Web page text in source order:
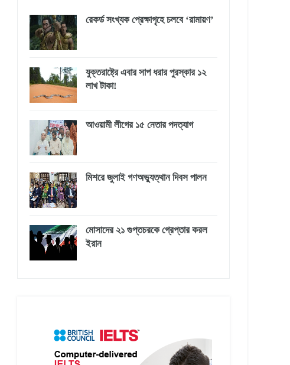
রেকর্ড সংখ্যক প্রেক্ষাগৃহে চলবে ‘রামায়ণ’
যুক্তরাষ্ট্রে এবার সাপ ধরার পুরস্কার ১২
লাখ টাকা!
আওয়ামী লীগের ১৫ নেতার পদত্যাগ
মিশরে জুলাই গণঅভ্যুত্থান দিবস পালন
মোসাদের ২১ গুপ্তচরকে গ্রেপ্তার করল
ইরান